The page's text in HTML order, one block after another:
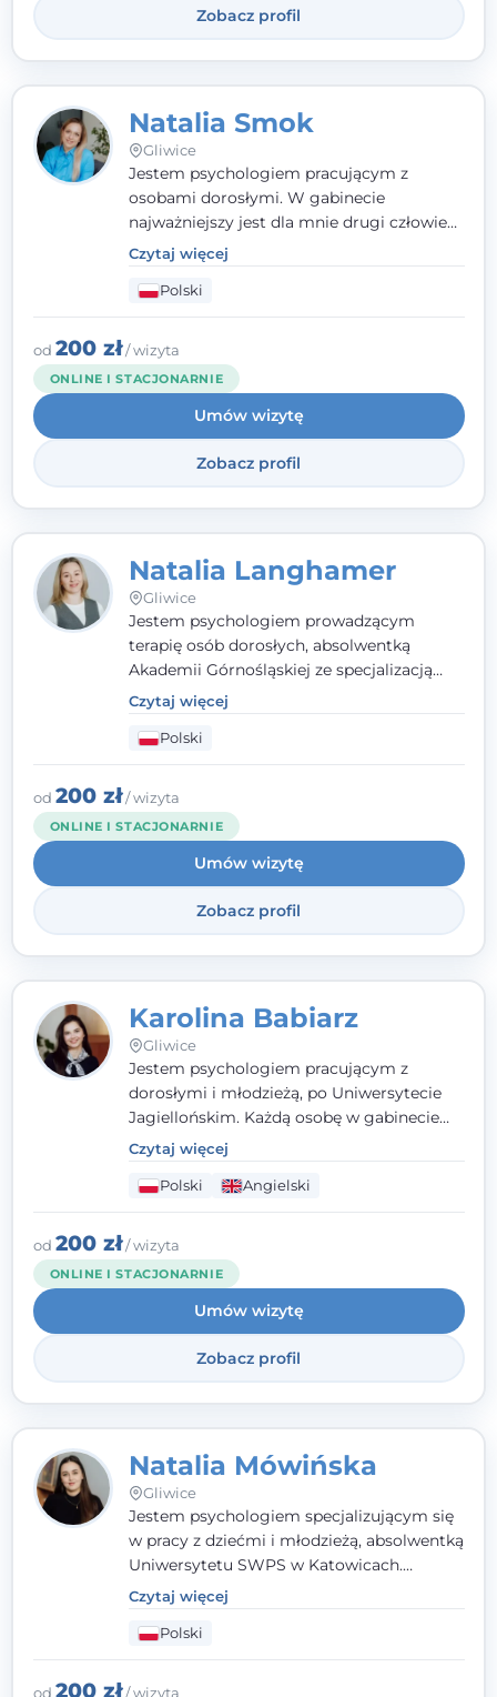
Zobacz profil
Natalia Smok
Gliwice
Jestem psychologiem pracującym z
osobami dorosłymi. W gabinecie
najważniejszy jest dla mnie drugi człowiek
- wierzę, że empatia, autentyczność i pełne
zaangażowanie tworzą bezpieczną
przestrzeń, będącą podstawą pracy nad
zmianą. W praktyce korzystam m.in. z
narzędzi Racjonalnej Terapii Zachowania.
Czytaj więcej
Polski
od 200 zł/ wizyta
ONLINE I STACJONARNIE
Umów wizytę
Zobacz profil
Natalia Langhamer
Gliwice
Jestem psychologiem prowadzącym
terapię osób dorosłych, absolwentką
Akademii Górnośląskiej ze specjalizacją
kliniczną. Oferuję konsultacje
psychologiczne i pierwszą pomoc
psychologiczną w kryzysie, przewlekłym
stresie czy obniżonym nastroju. Każde
spotkanie traktuję z szacunkiem,
uważnością i w atmosferze zaufania.
Czytaj więcej
Polski
od 200 zł/ wizyta
ONLINE I STACJONARNIE
Umów wizytę
Zobacz profil
Karolina Babiarz
Gliwice
Jestem psychologiem pracującym z
dorosłymi i młodzieżą, po Uniwersytecie
Jagiellońskim. Każdą osobę w gabinecie
traktuję jak osobną historię, którą poznaję,
budując relację opartą na zaufaniu i
empatii. Przyjmuję w Poradni Teraply.pl w
Gliwicach oraz online, po polsku i po
angielsku.
Czytaj więcej
Polski Angielski
od 200 zł/ wizyta
ONLINE I STACJONARNIE
Umów wizytę
Zobacz profil
Natalia Mówińska
Gliwice
Jestem psychologiem specjalizującym się
w pracy z dziećmi i młodzieżą, absolwentką
Uniwersytetu SWPS w Katowicach.
Prowadzę konsultacje oraz terapię
nastawioną na potrzeby dziecka i jego
rodziny. Najważniejsze jest dla mnie
stworzenie bezpiecznego miejsca, w
którym dziecko czuje się zauważone i
Czytaj więcej
Polski
od 200 zł/ wizyta